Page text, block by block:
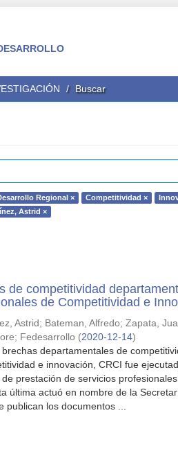
Buscar
Regional × Competitividad ×
Astrid ×
de competitividad
de Competitividad e
Astrid; Bateman, Alfredo;Zapata,
; Fedesarrollo (2020-12-14)
departamentales de
e innovación, CRCI fue
prestación de servicios
última actuó en nombre de la
publican los documentos ...